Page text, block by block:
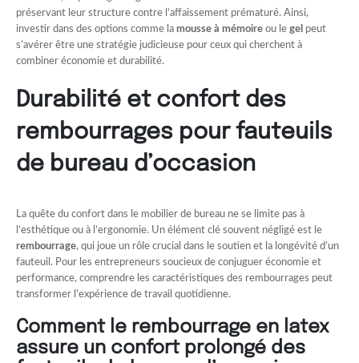
préservant leur structure contre l’affaissement prématuré. Ainsi,
investir dans des options comme la mousse à mémoire ou le gel peut
s’avérer être une stratégie judicieuse pour ceux qui cherchent à
combiner économie et durabilité.
Durabilité et confort des
rembourrages pour fauteuils
de bureau d’occasion
La quête du confort dans le mobilier de bureau ne se limite pas à
l’esthétique ou à l’ergonomie. Un élément clé souvent négligé est le
rembourrage, qui joue un rôle crucial dans le soutien et la longévité d’un
fauteuil. Pour les entrepreneurs soucieux de conjuguer économie et
performance, comprendre les caractéristiques des rembourrages peut
transformer l’expérience de travail quotidienne.
Comment le rembourrage en latex
assure un confort prolongé des